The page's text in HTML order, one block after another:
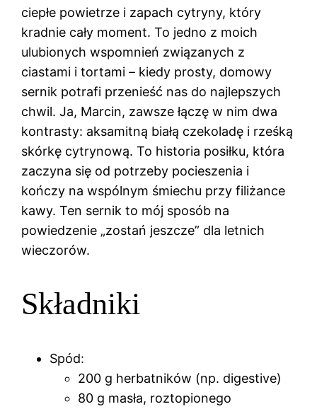
ciepłe powietrze i zapach cytryny, który
kradnie cały moment. To jedno z moich
ulubionych wspomnień związanych z
ciastami i tortami – kiedy prosty, domowy
sernik potrafi przenieść nas do najlepszych
chwil. Ja, Marcin, zawsze łączę w nim dwa
kontrasty: aksamitną białą czekoladę i rześką
skórkę cytrynową. To historia posiłku, która
zaczyna się od potrzeby pocieszenia i
kończy na wspólnym śmiechu przy filiżance
kawy. Ten sernik to mój sposób na
powiedzenie „zostań jeszcze” dla letnich
wieczorów.
Składniki
Spód:
200 g herbatników (np. digestive)
80 g masła, roztopionego